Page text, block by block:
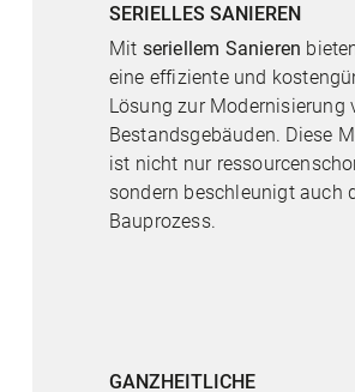
SERIELLES SANIEREN
Mit seriellem Sanieren
eine effiziente und
Lösung zur Modernisierung
Bestandsgebäuden. Diese
ist nicht nur
sondern beschleunigt auch
Bauprozess.
GANZHEITLICHE